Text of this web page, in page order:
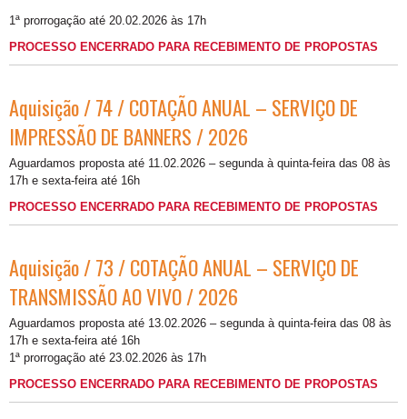
1ª prorrogação até 20.02.2026 às 17h
PROCESSO ENCERRADO PARA RECEBIMENTO DE PROPOSTAS
Aquisição / 74 / COTAÇÃO ANUAL – SERVIÇO DE
IMPRESSÃO DE BANNERS / 2026
Aguardamos proposta até 11.02.2026 – segunda à quinta-feira das 08 às
17h e sexta-feira até 16h
PROCESSO ENCERRADO PARA RECEBIMENTO DE PROPOSTAS
Aquisição / 73 / COTAÇÃO ANUAL – SERVIÇO DE
TRANSMISSÃO AO VIVO / 2026
Aguardamos proposta até 13.02.2026 – segunda à quinta-feira das 08 às
17h e sexta-feira até 16h
1ª prorrogação até 23.02.2026 às 17h
PROCESSO ENCERRADO PARA RECEBIMENTO DE PROPOSTAS